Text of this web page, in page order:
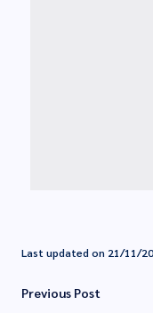
Last updated on 21/11/
Previous Post